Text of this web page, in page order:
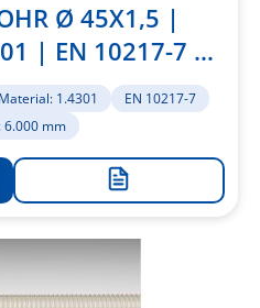
Ø 45X1,5 |
| EN 10217-7 |
MM
Material: 1.4301
EN 10217-7
6.000 mm
Zur
Merkliste
hinzufügen